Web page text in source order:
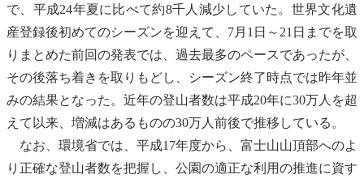
で、平成24年夏に比べて約8千人減少していた。世界文化遺
産登録後初めてのシーズンを迎えて、7月1日～21日までを取
りまとめた前回の発表では、過去最多のペースであったが、
その後落ち着きを取りもどし、シーズン終了時点では昨年並
みの結果となった。近年の登山者数は平成20年に30万人を超
えて以来、増減はあるものの30万人前後で推移している。
なお、環境省では、平成17年度から、富士山山頂部へのよ
り正確な登山者数を把握し、公園の適正な利用の推進に資す